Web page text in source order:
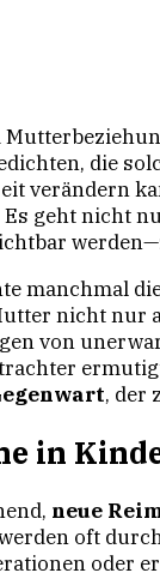
die
verändern
geht nicht
manchmal
nicht nur
von
, der
in
neue
oft
oder